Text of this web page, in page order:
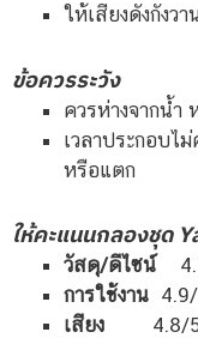
ให้เสียงดังกังว
ข้อควรระวัง
ควรห่างจากน้ำ
เวลาประกอบไ
หรือแตก
ให้คะแนนกลองชุด
วัสดุ/ดีไซน์
การใช้งาน4.9/
เสียง
4.8/